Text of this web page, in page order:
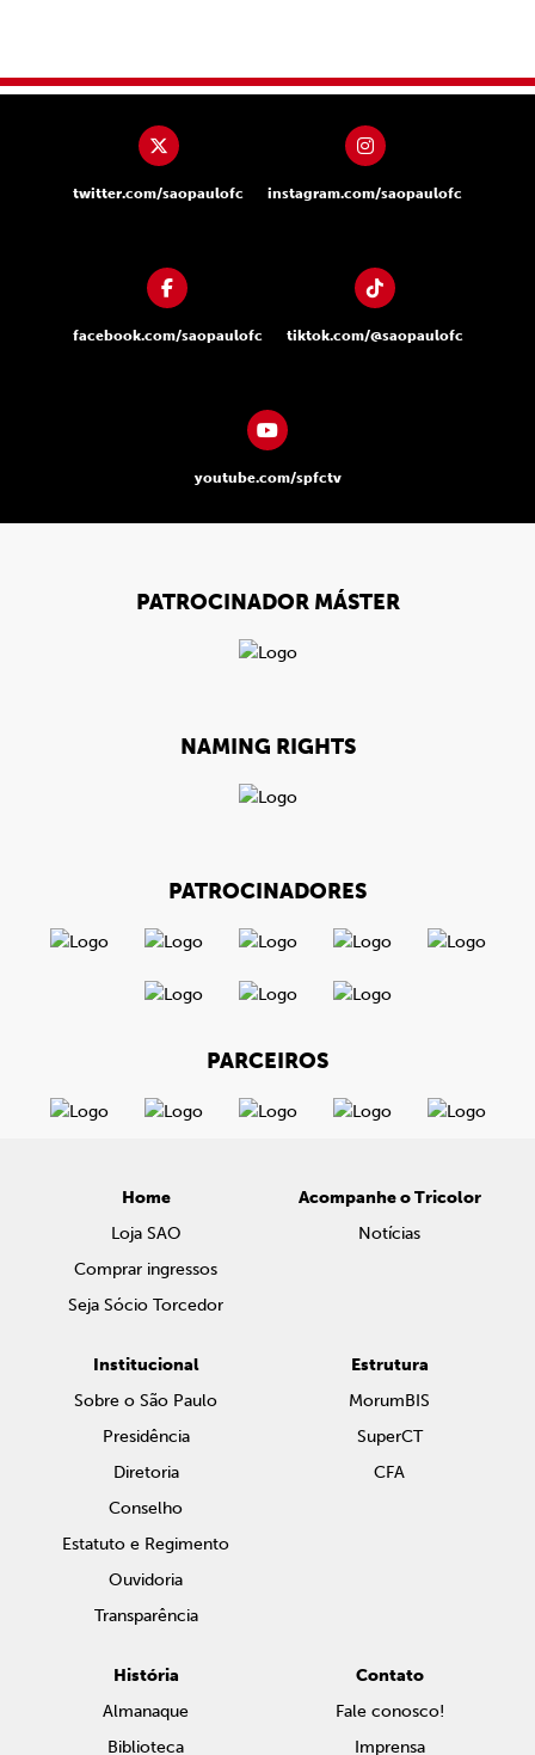
twitter.com/saopaulofc instagram.com/saopaulofc
facebook.com/saopaulofc tiktok.com/@saopaulofc
youtube.com/spfctv
PATROCINADOR MÁSTER
NAMING RIGHTS
PATROCINADORES
PARCEIROS
Home
Loja SAO
Comprar ingressos
Seja Sócio Torcedor
Acompanhe o Tricolor
Notícias
Institucional
Sobre o São Paulo
Presidência
Diretoria
Conselho
Estatuto e Regimento
Ouvidoria
Transparência
Estrutura
MorumBIS
SuperCT
CFA
História
Almanaque
Biblioteca
Contato
Fale conosco!
Imprensa